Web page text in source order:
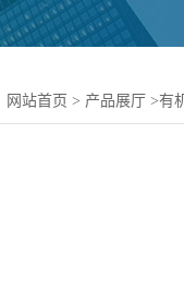
网站首页 > 产品展厅 >有